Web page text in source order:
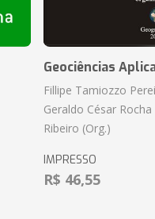
Geociências
Fillipe Tamiozzo
Geraldo César
Ribeiro (Org.)
IMPRESSO
R$ 46,55